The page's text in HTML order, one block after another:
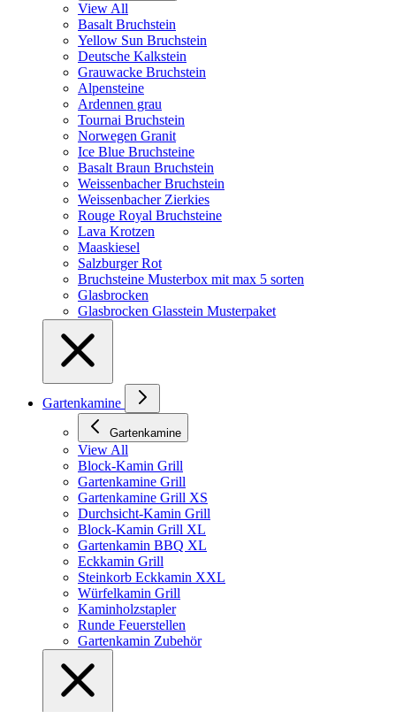
View All
Basalt Bruchstein
Yellow Sun Bruchstein
Deutsche Kalkstein
Grauwacke Bruchstein
Alpensteine
Ardennen grau
Tournai Bruchstein
Norwegen Granit
Ice Blue Bruchsteine
Basalt Braun Bruchstein
Weissenbacher Bruchstein
Weissenbacher Zierkies
Rouge Royal Bruchsteine
Lava Krotzen
Maaskiesel
Salzburger Rot
Bruchsteine Musterbox mit max 5 sorten
Glasbrocken
Glasbrocken Glasstein Musterpaket
Gartenkamine
Gartenkamine
View All
Block-Kamin Grill
Gartenkamine Grill
Gartenkamine Grill XS
Durchsicht-Kamin Grill
Block-Kamin Grill XL
Gartenkamin BBQ XL
Eckkamin Grill
Steinkorb Eckkamin XXL
Würfelkamin Grill
Kaminholzstapler
Runde Feuerstellen
Gartenkamin Zubehör